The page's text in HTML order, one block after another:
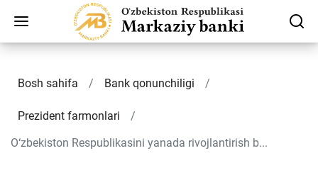
Bosh sahifa Bank qonunchiligi
Prezident farmonlari
O‘zbekiston Respublikasini yanada rivojlantirish b...